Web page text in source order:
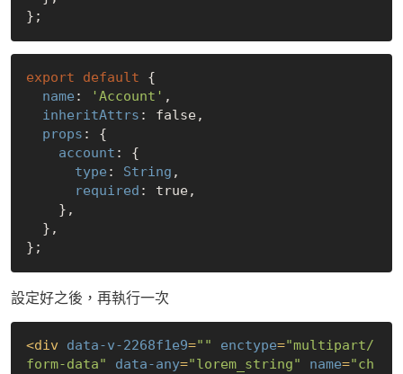
export default {
name : 'Account' ,
inheritAttrs : false,
props : {
account : {
type : String ,
required : true,
設定好之後，再執行一次
<div data-v-2268f1e9="" enctype="multipart/
form-data"
data-any="lorem_string" name="ch